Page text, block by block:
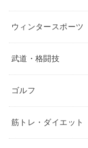
ウィンタースポーツ
武道・格闘技
ゴルフ
筋トレ・ダイエット